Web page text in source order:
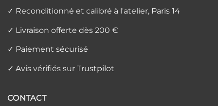
✓ Reconditionné et calibré à l'atelier, Paris 14
✓ Livraison offerte dès 200 €
✓ Paiement sécurisé
✓ Avis vérifiés sur Trustpilot
CONTACT